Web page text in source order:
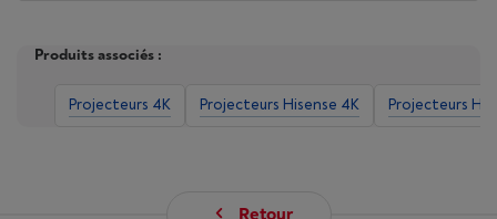
Produits associés :
Projecteurs 4K Projecteurs Hisense 4K Projecteurs